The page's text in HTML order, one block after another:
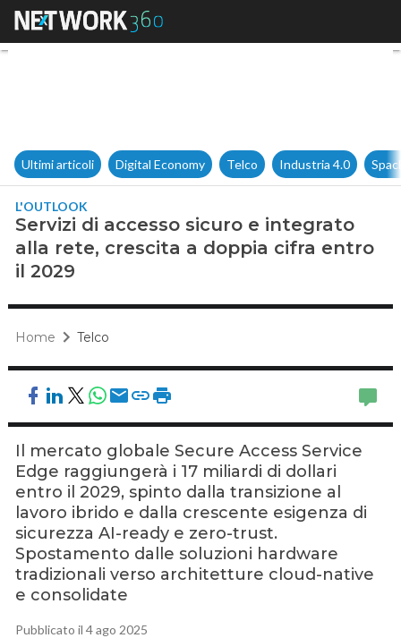
Servizi di accesso sicuro e
Ultimi articoli Digital Economy Telco Industria 4.0
L'OUTLOOK
Servizi di accesso sicuro e integrato
alla rete, crescita a doppia cifra entro
il 2029
Home Telco
Il mercato globale Secure Access Service
Edge raggiungerà i 17 miliardi di dollari
entro il 2029, spinto dalla transizione al
lavoro ibrido e dalla crescente esigenza di
sicurezza AI-ready e zero-trust.
Spostamento dalle soluzioni hardware
tradizionali verso architetture cloud-native
e consolidate
Pubblicato il 4 ago 2025